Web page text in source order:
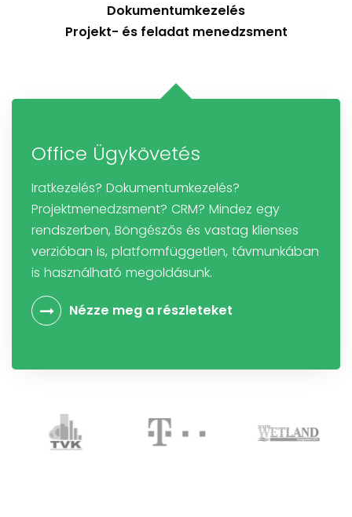
Dokumentumkezelés
Projekt- és feladat menedzsment
Office Ügykövetés
Iratkezelés? Dokumentumkezelés?
Projektmenedzsment? CRM? Mindez egy
rendszerben, Böngészős és vastag klienses
verzióban is, platformfüggetlen, távmunkában
is használható megoldásunk.
Nézze meg a részleteket